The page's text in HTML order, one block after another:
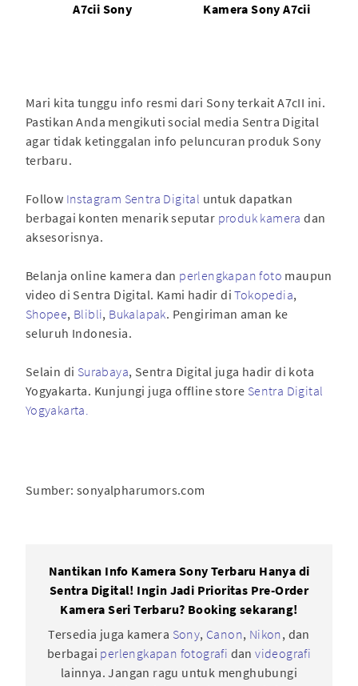
A7cii Sony Kamera Sony A7cii
Mari kita tunggu info resmi dari Sony terkait A7cII ini.
Pastikan Anda mengikuti social media Sentra Digital
agar tidak ketinggalan info peluncuran produk Sony
terbaru.
Follow Instagram Sentra Digital untuk dapatkan
berbagai konten menarik seputar produk kamera dan
aksesorisnya.
Belanja online kamera dan perlengkapan foto maupun
video di Sentra Digital. Kami hadir diTokopedia,
Shopee, Blibli, Bukalapak. Pengiriman aman ke
seluruh Indonesia.
Selain di Surabaya, Sentra Digital juga hadir di kota
Yogyakarta. Kunjungi juga offline store Sentra Digital
Yogyakarta.
Sumber: sonyalpharumors.com
Nantikan Info Kamera Sony Terbaru Hanya di
Sentra Digital! Ingin Jadi Prioritas Pre-Order
Kamera Seri Terbaru? Booking sekarang!
Tersedia juga kamera Sony, Canon, Nikon, dan
berbagai perlengkapan fotografi danvideografi
lainnya. Jangan ragu untuk menghubungi